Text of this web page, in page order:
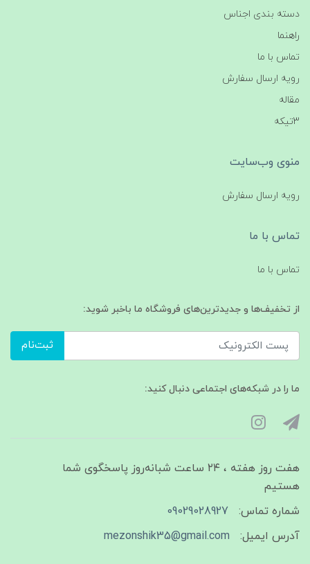
دسته بندی اجناس
راهنما
تماس با ما
رویه ارسال سفارش
مقاله
3تیکه
منوی وب‌سایت
رویه ارسال سفارش
تماس با ما
تماس با ما
از تخفیف‌ها و جدیدترین‌های فروشگاه ما باخبر شوید:
ثبت‌نام
ما را در شبکه‌های اجتماعی دنبال کنید:
هفت روز هفته ، ۲۴ ساعت شبانه‌روز پاسخگوی شما
هستیم
شماره تماس:
09029028927
آدرس ایمیل:
mezonshik35@gmail.com